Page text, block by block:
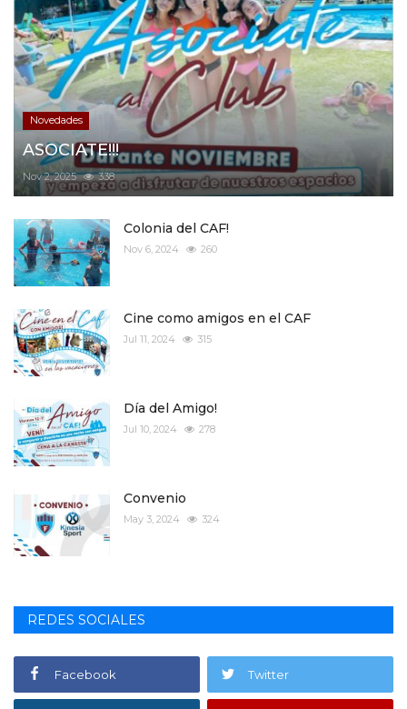
Novedades
ASOCIATE!!!
Nov 2, 2025 338
Colonia del CAF!
Nov 6, 2024 260
Cine como amigos en el CAF
Jul 11, 2024 315
Día del Amigo!
Jul 10, 2024 278
Convenio
May 3, 2024 324
REDES SOCIALES
Facebook Twitter